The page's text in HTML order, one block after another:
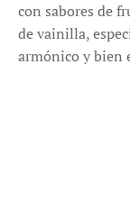
con sabores de
de vainilla,
armónico y bien